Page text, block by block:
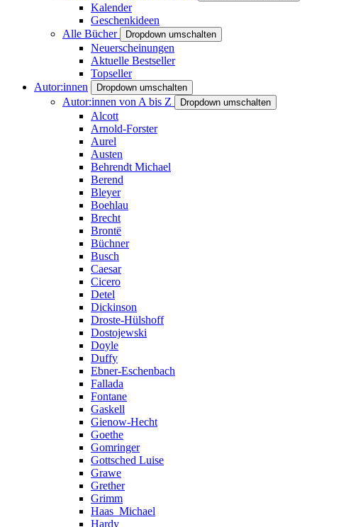
Kalender
Geschenkideen
Alle Bücher
Dropdown umschalten
Neuerscheinungen
Aktuelle Bestseller
Topseller
Autor:innen
Dropdown umschalten
Autor:innen von A bis Z Dropdown umschalten
Alcott
Arnold-Forster
Aurel
Austen
Behrendt Michael
Berend
Bleyer
Boehlau
Brecht
Brontë
Büchner
Busch
Caesar
Cicero
Detel
Dickinson
Droste-Hülshoff
Dostojewski
Doyle
Duffy
Ebner-Eschenbach
Fallada
Fontane
Gaskell
Gienow-Hecht
Goethe
Gomringer
Gottsched Luise
Grawe
Grether
Grimm
Haas_Michael
Hardy